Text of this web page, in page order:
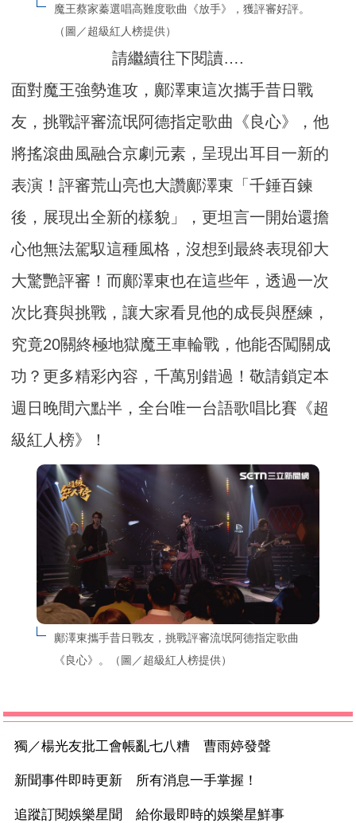
魔王蔡家蓁選唱高難度歌曲《放手》，獲評審好評。
（圖／超級紅人榜提供）
請繼續往下閱讀….
面對魔王強勢進攻，鄺澤東這次攜手昔日戰
友，挑戰評審流氓阿德指定歌曲《良心》，他
將搖滾曲風融合京劇元素，呈現出耳目一新的
表演！評審荒山亮也大讚鄺澤東「千錘百鍊
後，展現出全新的樣貌」，更坦言一開始還擔
心他無法駕馭這種風格，沒想到最終表現卻大
大驚艷評審！而鄺澤東也在這些年，透過一次
次比賽與挑戰，讓大家看見他的成長與歷練，
究竟20關終極地獄魔王車輪戰，他能否闖關成
功？更多精彩內容，千萬別錯過！敬請鎖定本
週日晚間六點半，全台唯一台語歌唱比賽《超
級紅人榜》！
鄺澤東攜手昔日戰友，挑戰評審流氓阿德指定歌曲
《良心》。（圖／超級紅人榜提供）
獨／楊光友批工會帳亂七八糟 曹雨婷發聲
新聞事件即時更新 所有消息一手掌握！
追蹤訂閱娛樂星聞 給你最即時的娛樂星鮮事